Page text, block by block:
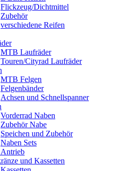
Flickzeug/Dichtmittel
Zubehör
verschiedene Reifen
MTB Laufräder
Touren/Cityrad Laufräder
MTB Felgen
Felgenbänder
Achsen und Schnellspanner
Vorderrad Naben
Zubehör Nabe
Speichen und Zubehör
Naben Sets
und Kassetten